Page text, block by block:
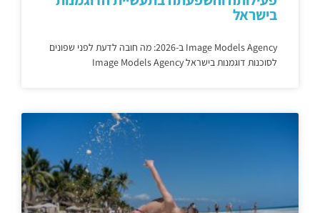
בישראל
Image Models Agency ב-2026: מה חובה לדעת לפני שפונים
לסוכנות דוגמנות בישראל Image Models Agency